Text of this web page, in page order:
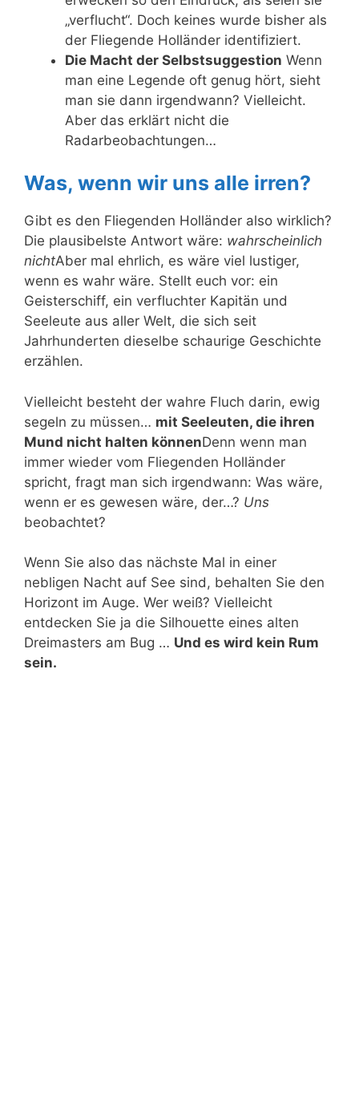
„verflucht“. Doch keines wurde bisher als
der Fliegende Holländer identifiziert.
Die Macht der Selbstsuggestion Wenn
man eine Legende oft genug hört, sieht
man sie dann irgendwann? Vielleicht.
Aber das erklärt nicht die
Radarbeobachtungen…
Was, wenn wir uns alle irren?
Gibt es den Fliegenden Holländer also wirklich?
Die plausibelste Antwort wäre: wahrscheinlich
nichtAber mal ehrlich, es wäre viel lustiger,
wenn es wahr wäre. Stellt euch vor: ein
Geisterschiff, ein verfluchter Kapitän und
Seeleute aus aller Welt, die sich seit
Jahrhunderten dieselbe schaurige Geschichte
erzählen.
Vielleicht besteht der wahre Fluch darin, ewig
segeln zu müssen… mit Seeleuten, die ihren
Mund nicht halten könnenDenn wenn man
immer wieder vom Fliegenden Holländer
spricht, fragt man sich irgendwann: Was wäre,
wenn er es gewesen wäre, der…? Uns
beobachtet?
Wenn Sie also das nächste Mal in einer
nebligen Nacht auf See sind, behalten Sie den
Horizont im Auge. Wer weiß? Vielleicht
entdecken Sie ja die Silhouette eines alten
Dreimasters am Bug … Und es wird kein Rum
sein.